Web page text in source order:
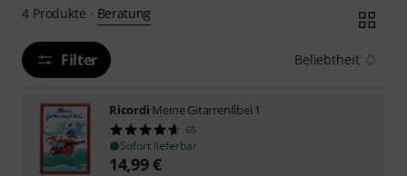
4 Produkte · Beratung
Filter Beliebtheit
Ricordi Meine Gitarrenfibel 1
65
Sofort lieferbar
14,99€